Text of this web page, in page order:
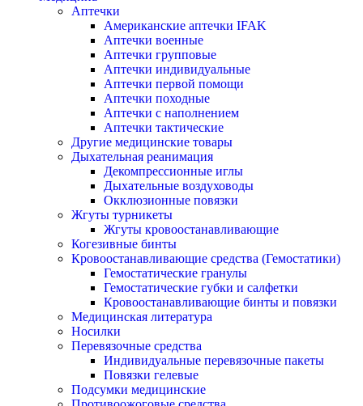
Аптечки
Американские аптечки IFAK
Аптечки военные
Аптечки групповые
Аптечки индивидуальные
Аптечки первой помощи
Аптечки походные
Аптечки с наполнением
Аптечки тактические
Другие медицинские товары
Дыхательная реанимация
Декомпрессионные иглы
Дыхательные воздуховоды
Окклюзионные повязки
Жгуты турникеты
Жгуты кровоостанавливающие
Когезивные бинты
Кровоостанавливающие средства (Гемостатики)
Гемостатические гранулы
Гемостатические губки и салфетки
Кровоостанавливающие бинты и повязки
Медицинская литература
Носилки
Перевязочные средства
Индивидуальные перевязочные пакеты
Повязки гелевые
Подсумки медицинские